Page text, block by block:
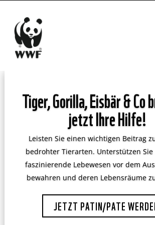
Tiger, Gorilla, Eisbär & Co
jetzt Ihre Hilfe!
Leisten Sie einen wichtigen Beitrag
bedrohter Tierarten. Unterstützen Sie
faszinierende Lebewesen vor dem
bewahren und deren Lebensräume
JETZT PATIN/PATE